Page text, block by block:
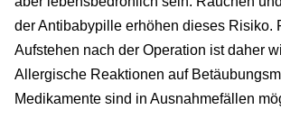
der Antibabypille erhöhen dieses Risiko.
Aufstehen nach der Operation ist daher
Allergische Reaktionen auf
Medikamente sind in Ausnahmefällen